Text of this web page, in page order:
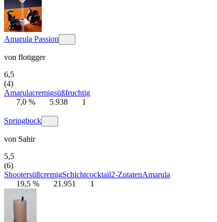
Amarula Passion
von flotigger
6,5
(4)
Amarulacremigsüßfruchtig
7,0 %
5.938 1
Springbock
von Sahir
5,5
(6)
ShootersüßcremigSchichtcocktail2-ZutatenAmarula
19,5 %
21.951 1